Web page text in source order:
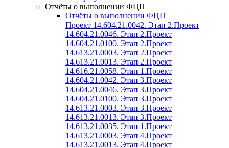
Отчёты о выполнении ФЦП
Отчёты о выполнении ФЦП
Проект 14.604.21.0042. Этап 2.Проект
14.604.21.0046. Этап 2.Проект
14.604.21.0100. Этап 2.Проект
14.613.21.0003. Этап 2.Проект
14.613.21.0013. Этап 2.Проект
14.616.21.0058. Этап 1.Проект
14.604.21.0042. Этап 3.Проект
14.604.21.0046. Этап 3.Проект
14.604.21.0100. Этап 3.Проект
14.613.21.0003. Этап 3.Проект
14.613.21.0013. Этап 3.Проект
14.613.21.0035. Этап 1.Проект
14.613.21.0003. Этап 4.Проект
14.613.21.0013. Этап 4.Проект